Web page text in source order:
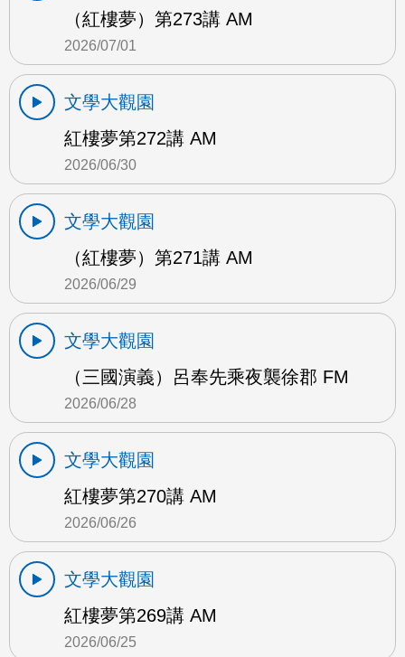
（紅樓夢）第273講 AM
2026/07/01
文學大觀園
紅樓夢第272講 AM
2026/06/30
文學大觀園
（紅樓夢）第271講 AM
2026/06/29
文學大觀園
（三國演義）呂奉先乘夜襲徐郡 FM
2026/06/28
文學大觀園
紅樓夢第270講 AM
2026/06/26
文學大觀園
紅樓夢第269講 AM
2026/06/25